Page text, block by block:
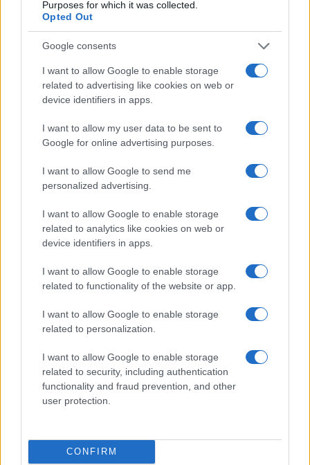
Purposes for which it was collected.
Opted Out
Google consents
I want to allow Google to enable storage
related to advertising like cookies on web or
device identifiers in apps.
I want to allow my user data to be sent to
Google for online advertising purposes.
I want to allow Google to send me
personalized advertising.
I want to allow Google to enable storage
related to analytics like cookies on web or
device identifiers in apps.
I want to allow Google to enable storage
related to functionality of the website or app.
I want to allow Google to enable storage
related to personalization.
I want to allow Google to enable storage
related to security, including authentication
functionality and fraud prevention, and other
user protection.
CONFIRM
b
o
o
k
te
r st
p
p
NOTIZIE RECENTI
“Sul filo del discorso”: sold out ad Olbia per il
reading su Atzeni
La Maddalena, festa per i 30 anni del Diving
center di Tegge
Esce di strada con l’auto ad Arzachena: ferito il
Turiste si perdono a Tavolara: salvate dai vigili
del fuoco
Meteo Olbia 6 agosto, migliora il tempo in
Gallura